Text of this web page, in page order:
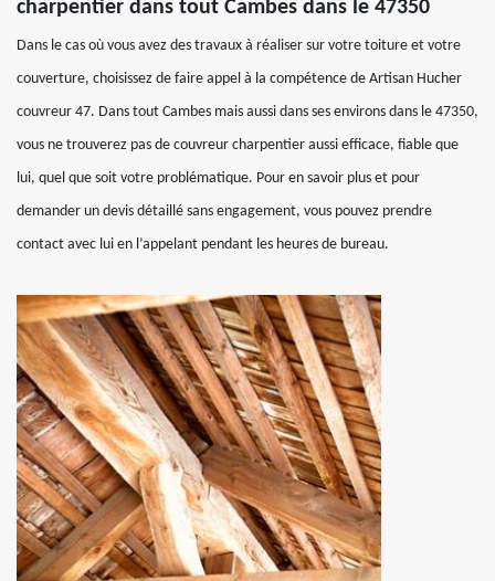
charpentier dans tout Cambes dans le 47350
Dans le cas où vous avez des travaux à réaliser sur votre toiture et votre
couverture, choisissez de faire appel à la compétence de Artisan Hucher
couvreur 47. Dans tout Cambes mais aussi dans ses environs dans le 47350,
vous ne trouverez pas de couvreur charpentier aussi efficace, fiable que
lui, quel que soit votre problématique. Pour en savoir plus et pour
demander un devis détaillé sans engagement, vous pouvez prendre
contact avec lui en l’appelant pendant les heures de bureau.